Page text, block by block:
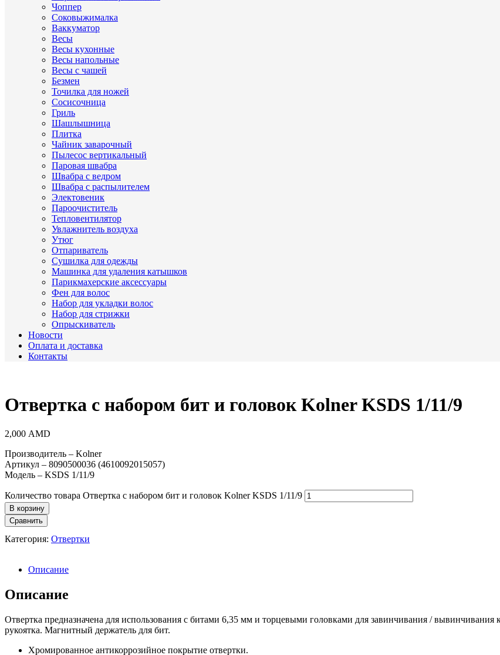
Чоппер
Соковыжималка
Ваккуматор
Весы
Весы кухонные
Весы напольные
Весы с чашей
Безмен
Точилка для ножей
Сосисочница
Гриль
Шашлышница
Плитка
Чайник заварочный
Пылесос вертикальный
Паровая швабра
Швабра с ведром
Швабра с распылителем
Электовеник
Пароочиститель
Тепловентилятор
Увлажнитель воздуха
Утюг
Отпариватель
Сушилка для одежды
Машинка для удаления катышков
Парикмахерские аксессуары
Фен для волос
Набор для укладки волос
Набор для стрижки
Опрыскиватель
Новости
Оплата и доставка
Контакты
Отвертка с набором бит и головок Kolner KSDS 1/11/9
2,000 AMD
Производитель – Kolner
Артикул – 8090500036 (4610092015057)
Модель – KSDS 1/11/9
Количество товара Отвертка с набором бит и головок Kolner KSDS 1/11/9
В корзину
Сравнить
Категория: Отвертки
Описание
Описание
Отвертка предназначена для использования с битами 6,35 мм и торцевыми головками для завинчивания /
рукоятка. Магнитный держатель для бит.
Хромированное антикоррозийное покрытие отвертки.